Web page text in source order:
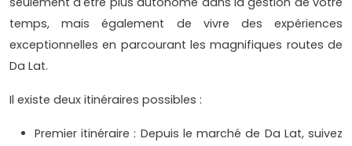
temps, mais également de vivre des expériences
exceptionnelles en parcourant les magnifiques routes de
Da Lat.
Il existe deux itinéraires possibles :
Premier itinéraire : Depuis le marché de Da Lat, suivez